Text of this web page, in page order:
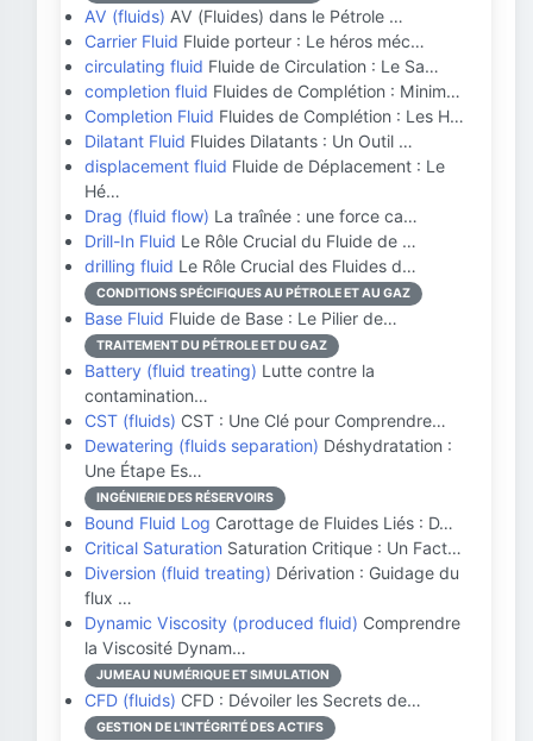
AV (fluids) AV (Fluides) dans le Pétrole …
Carrier Fluid Fluide porteur : Le héros méc…
circulating fluid Fluide de Circulation : Le Sa…
completion fluid Fluides de Complétion : Minim…
Completion Fluid Fluides de Complétion : Les H…
Dilatant Fluid Fluides Dilatants : Un Outil …
displacement fluid Fluide de Déplacement : Le
Hé…
Drag (fluid flow) La traînée : une force ca…
Drill-In Fluid Le Rôle Crucial du Fluide de …
drilling fluid Le Rôle Crucial des Fluides d…
CONDITIONS SPÉCIFIQUES AU PÉTROLE ET AU GAZ
Base Fluid Fluide de Base : Le Pilier de…
TRAITEMENT DU PÉTROLE ET DU GAZ
Battery (fluid treating) Lutte contre la
contamination…
CST (fluids) CST : Une Clé pour Comprendre…
Dewatering (fluids separation) Déshydratation :
Une Étape Es…
INGÉNIERIE DES RÉSERVOIRS
Bound Fluid Log Carottage de Fluides Liés : D…
Critical Saturation Saturation Critique : Un Fact…
Diversion (fluid treating) Dérivation : Guidage du
flux …
Dynamic Viscosity (produced fluid) Comprendre
la Viscosité Dynam…
JUMEAU NUMÉRIQUE ET SIMULATION
CFD (fluids) CFD : Dévoiler les Secrets de…
GESTION DE L'INTÉGRITÉ DES ACTIFS